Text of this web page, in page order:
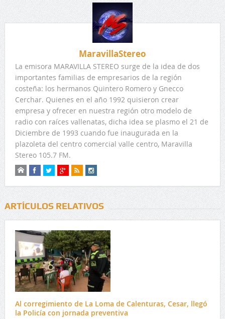
MaravillaStereo
La emisora MARAVILLA STEREO surge de la idea de dos
importantes familias de empresarios de la región
costeña: los hermanos Quintero Romero y Gnecco
Cerchar. Quienes en el año 1992 quisieron crear
empresa y ofrecer en nuestra región otro modelo de
radio con raíces vallenatas, dicha idea se plasmo el 21 de
Diciembre de 1993 cuando fue inaugurada en la
plazoleta del centro comercial valle centro, Maravilla
Stereo 105.7 FM.
ARTÍCULOS RELATIVOS
Al corregimiento de La Loma de Calenturas, Cesar, llegó
la Policía con jornada preventiva